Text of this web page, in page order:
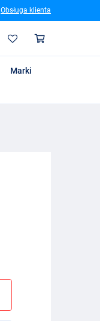
Obsługa klienta
Profil
Marki